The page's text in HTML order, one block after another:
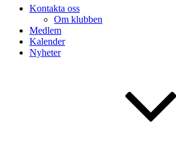
Kontakta oss
Om klubben
Medlem
Kalender
Nyheter